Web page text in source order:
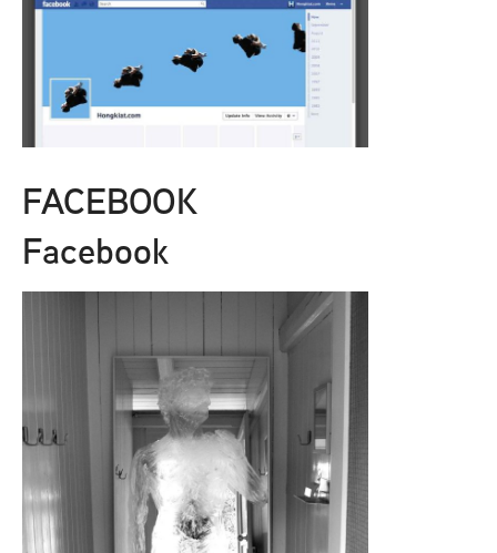
FACEBOOK
Facebook